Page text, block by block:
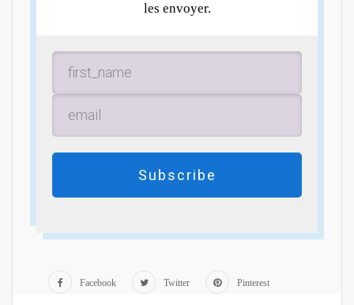
les envoyer.
Subscribe
Facebook Twitter Pinterest